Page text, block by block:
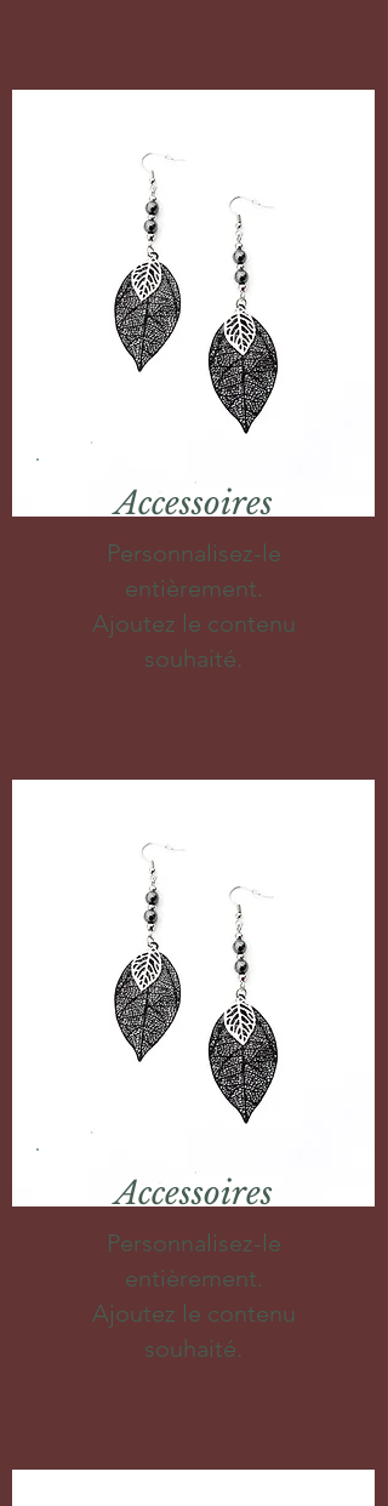
Accessoires
Personnalisez-le
entièrement.
Ajoutez le contenu
souhaité.
Accessoires
Personnalisez-le
entièrement.
Ajoutez le contenu
souhaité.